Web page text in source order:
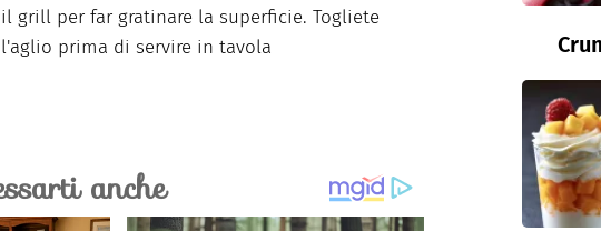
il grill per far gratinare la superficie. Togliete
l'aglio prima di servire in tavola